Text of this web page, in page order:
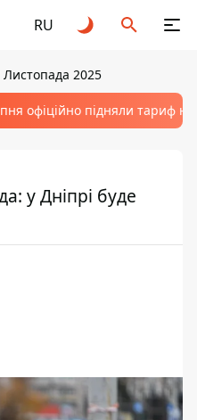
RU
Листопада 2025
офіційно підняли тариф
у Дніпрі буде